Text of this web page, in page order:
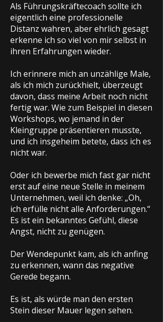
Als Führungskräftecoach sollte ich
eigentlich eine professionelle
Distanz wahren, aber ehrlich gesagt
erkenne ich so viel von mir selbst in
ihren Erfahrungen wieder.
Ich erinnere mich an unzählige Male,
als ich mich zurückhielt, überzeugt
davon, dass meine Arbeit noch nicht
fertig war. Wie zum Beispiel in diesen
Workshops, wo jemand in der
Kleingruppe präsentieren musste,
und ich insgeheim betete, dass ich es
nicht war.
Oder ich bewerbe mich fast gar nicht
erst auf eine neue Stelle in meinem
Unternehmen, weil ich denke: „Oh,
ich erfülle nicht alle Anforderungen.“
Es ist ein bekanntes Gefühl, diese
Angst, nicht zu genügen.
Der Wendepunkt kam, als ich anfing
zu erkennen, wann das negative
Gerede begann.
Es ist, als würde man den ersten
Stein dieser Mauer legen sehen.